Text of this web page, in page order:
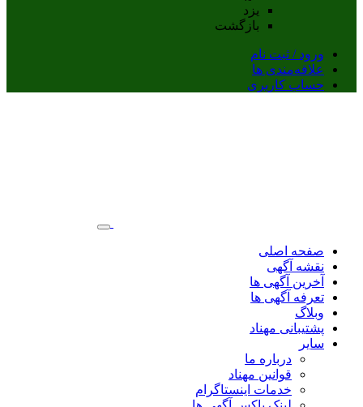
يزد
بازگشت
ورود / ثبت نام
علاقه‌مندی ها
حساب کاربری
صفحه اصلی
نقشه آگهی
آخرین آگهی ها
تعرفه آگهی ها
وبلاگ
پشتیبانی مهناد
سایر
درباره ما
قوانین مهناد
خدمات اینستاگرام